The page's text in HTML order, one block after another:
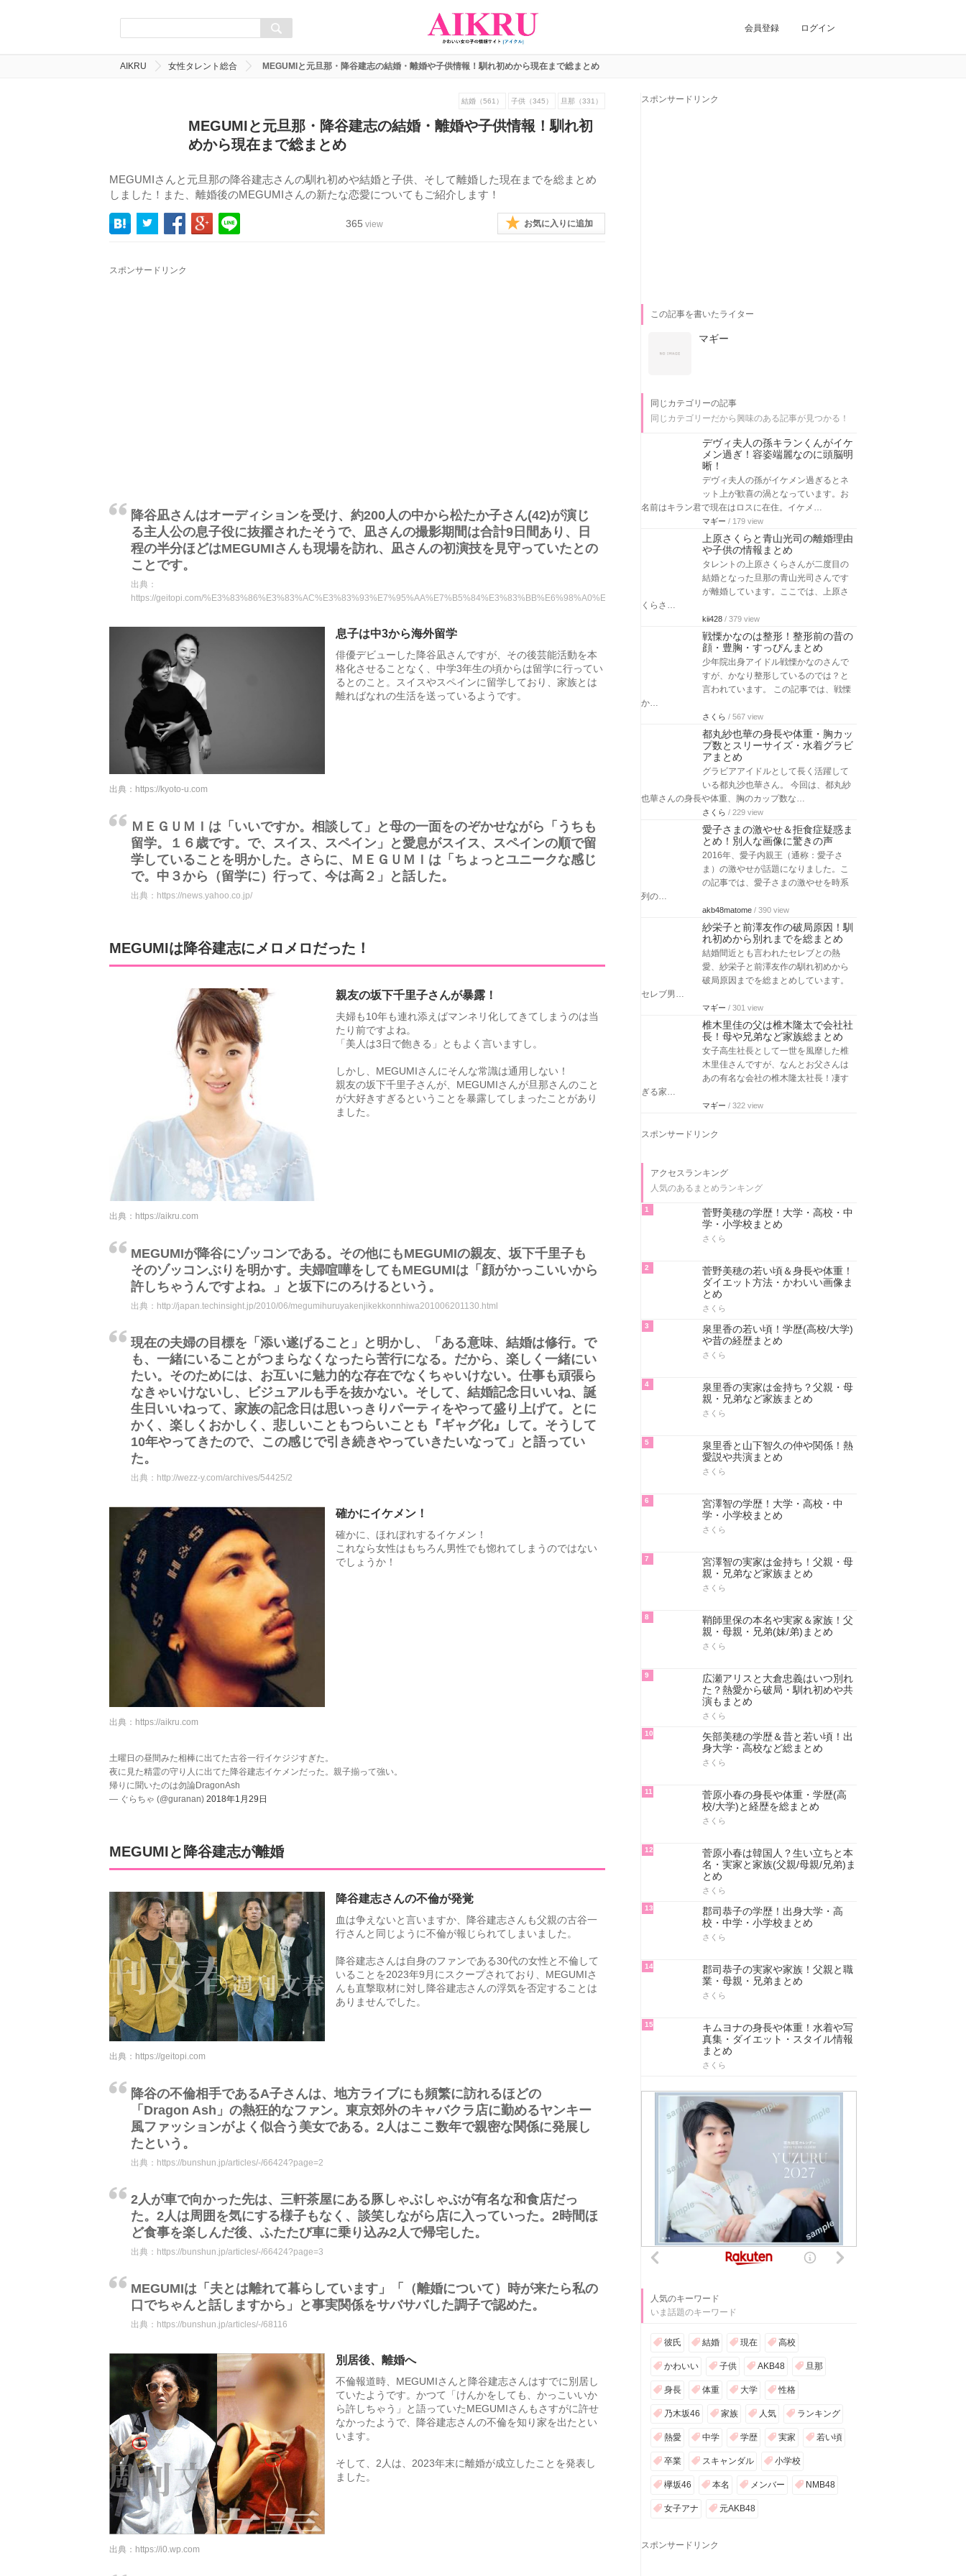
会員登録 ログイン
AIKRU 女性タレント総合 MEGUMIと元旦那・降谷建志の結婚・離婚や子供情報！馴れ初めから現在まで総まとめ
結婚（561） 子供（345） 旦那（331）
MEGUMIと元旦那・降谷建志の結婚・離婚や子供情報！馴れ初
めから現在まで総まとめ
MEGUMIさんと元旦那の降谷建志さんの馴れ初めや結婚と子供、そして離婚した現在までを総まとめ
しました！また、離婚後のMEGUMIさんの新たな恋愛についてもご紹介します！
365 view お気に入りに追加
スポンサードリンク
降谷凪さんはオーディションを受け、約200人の中から松たか子さん(42)が演じ
る主人公の息子役に抜擢されたそうで、凪さんの撮影期間は合計9日間あり、日
程の半分ほどはMEGUMIさんも現場を訪れ、凪さんの初演技を見守っていたとの
ことです。
出典：
https://geitopi.com/%E3%83%86%E3%83%AC%E3%83%93%E7%95%AA%E7%B5%84%E3%83%BB%E6%98%A0%E7%94%BB/
息子は中3から海外留学
俳優デビューした降谷凪さんですが、その後芸能活動を本
格化させることなく、中学3年生の頃からは留学に行ってい
るとのこと。スイスやスペインに留学しており、家族とは
離ればなれの生活を送っているようです。
出典： https://kyoto-u.com
ＭＥＧＵＭＩは「いいですか。相談して」と母の一面をのぞかせながら「うちも
留学。１６歳です。で、スイス、スペイン」と愛息がスイス、スペインの順で留
学していることを明かした。さらに、ＭＥＧＵＭＩは「ちょっとユニークな感じ
で。中３から（留学に）行って、今は高２」と話した。
出典： https://news.yahoo.co.jp/
MEGUMIは降谷建志にメロメロだった！
親友の坂下千里子さんが暴露！
夫婦も10年も連れ添えばマンネリ化してきてしまうのは当
たり前ですよね。
「美人は3日で飽きる」ともよく言いますし。
しかし、MEGUMIさんにそんな常識は通用しない！
親友の坂下千里子さんが、MEGUMIさんが旦那さんのこと
が大好きすぎるということを暴露してしまったことがあり
ました。
出典： https://aikru.com
MEGUMIが降谷にゾッコンである。その他にもMEGUMIの親友、坂下千里子も
そのゾッコンぶりを明かす。夫婦喧嘩をしてもMEGUMIは「顔がかっこいいから
許しちゃうんですよね。」と坂下にのろけるという。
出典： http://japan.techinsight.jp/2010/06/megumihuruyakenjikekkonnhiwa201006201130.html
現在の夫婦の目標を「添い遂げること」と明かし、「ある意味、結婚は修行。で
も、一緒にいることがつまらなくなったら苦行になる。だから、楽しく一緒にい
たい。そのためには、お互いに魅力的な存在でなくちゃいけない。仕事も頑張ら
なきゃいけないし、ビジュアルも手を抜かない。そして、結婚記念日いいね、誕
生日いいねって、家族の記念日は思いっきりパーティをやって盛り上げて。とに
かく、楽しくおかしく、悲しいこともつらいことも『ギャグ化』して。そうして
10年やってきたので、この感じで引き続きやっていきたいなって」と語ってい
た。
出典： http://wezz-y.com/archives/54425/2
確かにイケメン！
確かに、ほれぼれするイケメン！
これなら女性はもちろん男性でも惚れてしまうのではない
でしょうか！
出典： https://aikru.com
土曜日の昼間みた相棒に出てた古谷一行イケジジすぎた。
夜に見た精霊の守り人に出てた降谷建志イケメンだった。親子揃って強い。
帰りに聞いたのは勿論DragonAsh
— ぐらちゃ (@guranan) 2018年1月29日
MEGUMIと降谷建志が離婚
降谷建志さんの不倫が発覚
血は争えないと言いますか、降谷建志さんも父親の古谷一
行さんと同じように不倫が報じられてしまいました。
降谷建志さんは自身のファンである30代の女性と不倫して
いることを2023年9月にスクープされており、MEGUMIさ
んも直撃取材に対し降谷建志さんの浮気を否定することは
ありませんでした。
出典： https://geitopi.com
降谷の不倫相手であるA子さんは、地方ライブにも頻繁に訪れるほどの
「Dragon Ash」の熱狂的なファン。東京郊外のキャバクラ店に勤めるヤンキー
風ファッションがよく似合う美女である。2人はここ数年で親密な関係に発展し
たという。
出典： https://bunshun.jp/articles/-/66424?page=2
2人が車で向かった先は、三軒茶屋にある豚しゃぶしゃぶが有名な和食店だっ
た。2人は周囲を気にする様子もなく、談笑しながら店に入っていった。2時間ほ
ど食事を楽しんだ後、ふたたび車に乗り込み2人で帰宅した。
出典： https://bunshun.jp/articles/-/66424?page=3
MEGUMIは「夫とは離れて暮らしています」「（離婚について）時が来たら私の
口でちゃんと話しますから」と事実関係をサバサバした調子で認めた。
出典： https://bunshun.jp/articles/-/68116
別居後、離婚へ
不倫報道時、MEGUMIさんと降谷建志さんはすでに別居し
ていたようです。かつて「けんかをしても、かっこいいか
ら許しちゃう」と語っていたMEGUMIさんもさすがに許せ
なかったようで、降谷建志さんの不倫を知り家を出たとい
います。
そして、2人は、2023年末に離婚が成立したことを発表し
ました。
出典： https://i0.wp.com
スポンサードリンク
この記事を書いたライター
マギー
同じカテゴリーの記事
同じカテゴリーだから興味のある記事が見つかる！
デヴィ夫人の孫キランくんがイケ
メン過ぎ！容姿端麗なのに頭脳明
晰！
デヴィ夫人の孫がイケメン過ぎるとネ
ット上が歓喜の渦となっています。お
名前はキラン君で現在はロスに在住。イケメ…
マギー / 179 view
上原さくらと青山光司の離婚理由
や子供の情報まとめ
タレントの上原さくらさんが二度目の
結婚となった旦那の青山光司さんです
が離婚しています。ここでは、上原さ
くらさ…
kii428 / 379 view
戦慄かなのは整形！整形前の昔の
顔・豊胸・すっぴんまとめ
少年院出身アイドル戦慄かなのさんで
すが、かなり整形しているのでは？と
言われています。 この記事では、戦慄
か…
さくら / 567 view
都丸紗也華の身長や体重・胸カッ
プ数とスリーサイズ・水着グラビ
アまとめ
グラビアアイドルとして長く活躍して
いる都丸沙也華さん。 今回は、都丸紗
也華さんの身長や体重、胸のカップ数な…
さくら / 229 view
愛子さまの激やせ＆拒食症疑惑ま
とめ！別人な画像に驚きの声
2016年、愛子内親王（通称：愛子さ
ま）の激やせが話題になりました。こ
の記事では、愛子さまの激やせを時系
列の…
akb48matome / 390 view
紗栄子と前澤友作の破局原因！馴
れ初めから別れまでを総まとめ
結婚間近とも言われたセレブとの熱
愛、紗栄子と前澤友作の馴れ初めから
破局原因までを総まとめしています。
セレブ男…
マギー / 301 view
椎木里佳の父は椎木隆太で会社社
長！母や兄弟など家族総まとめ
女子高生社長として一世を風靡した椎
木里佳さんですが、なんとお父さんは
あの有名な会社の椎木隆太社長！凄す
ぎる家…
マギー / 322 view
スポンサードリンク
アクセスランキング
人気のあるまとめランキング
1
菅野美穂の学歴！大学・高校・中
学・小学校まとめ
さくら
2
菅野美穂の若い頃＆身長や体重！
ダイエット方法・かわいい画像ま
とめ
さくら
3
泉里香の若い頃！学歴(高校/大学)
や昔の経歴まとめ
さくら
4
泉里香の実家は金持ち？父親・母
親・兄弟など家族まとめ
さくら
5
泉里香と山下智久の仲や関係！熱
愛説や共演まとめ
さくら
6
宮澤智の学歴！大学・高校・中
学・小学校まとめ
さくら
7
宮澤智の実家は金持ち！父親・母
親・兄弟など家族まとめ
さくら
8
鞘師里保の本名や実家＆家族！父
親・母親・兄弟(妹/弟)まとめ
さくら
9
広瀬アリスと大倉忠義はいつ別れ
た？熱愛から破局・馴れ初めや共
演もまとめ
さくら
10
矢部美穂の学歴＆昔と若い頃！出
身大学・高校など総まとめ
さくら
11
菅原小春の身長や体重・学歴(高
校/大学)と経歴を総まとめ
さくら
12
菅原小春は韓国人？生い立ちと本
名・実家と家族(父親/母親/兄弟)ま
とめ
さくら
13
郡司恭子の学歴！出身大学・高
校・中学・小学校まとめ
さくら
14
郡司恭子の実家や家族！父親と職
業・母親・兄弟まとめ
さくら
15
キムヨナの身長や体重！水着や写
真集・ダイエット・スタイル情報
まとめ
さくら
人気のキーワード
いま話題のキーワード
彼氏 結婚 現在 高校
かわいい 子供 AKB48 旦那
身長 体重 大学 性格
乃木坂46 家族 人気 ランキング
熱愛 中学 学歴 実家 若い頃
卒業 スキャンダル 小学校
欅坂46 本名 メンバー NMB48
女子アナ 元AKB48
スポンサードリンク